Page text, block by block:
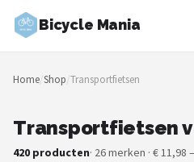
Bicycle Mania
Zoeken
NAVIGATIE
Merken
Home/Shop/Transportfietsen
Transportfietsen
420 producten· 26 merken · € 11,98